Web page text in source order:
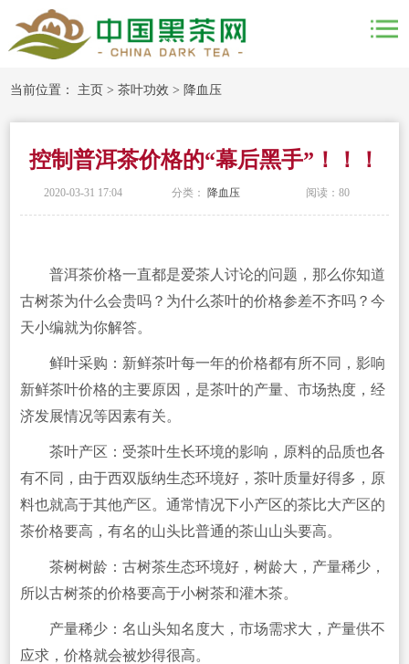
当前位置： 主页 >茶叶功效 > 降血压
控制普洱茶价格的“幕后黑手”！！！
2020-03-31 17:04 分类： 降血压 阅读：80
普洱茶价格一直都是爱茶人讨论的问题，那么你知道
古树茶为什么会贵吗？为什么茶叶的价格参差不齐吗？今
天小编就为你解答。
鲜叶采购：新鲜茶叶每一年的价格都有所不同，影响
新鲜茶叶价格的主要原因，是茶叶的产量、市场热度，经
济发展情况等因素有关。
茶叶产区：受茶叶生长环境的影响，原料的品质也各
有不同，由于西双版纳生态环境好，茶叶质量好得多，原
料也就高于其他产区。通常情况下小产区的茶比大产区的
茶价格要高，有名的山头比普通的茶山山头要高。
茶树树龄：古树茶生态环境好，树龄大，产量稀少，
所以古树茶的价格要高于小树茶和灌木茶。
产量稀少：名山头知名度大，市场需求大，产量供不
应求，价格就会被炒得很高。